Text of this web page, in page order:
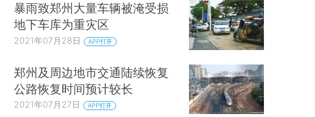
暴雨致郑州大量车辆被淹受损
地下车库为重灾区
2021年07月28日 APP打开
郑州及周边地市交通陆续恢复
公路恢复时间预计较长
2021年07月27日 APP打开